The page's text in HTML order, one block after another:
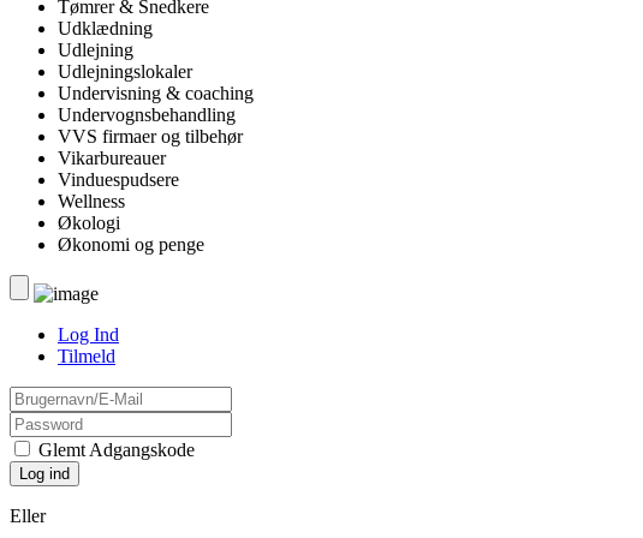
Tømrer & Snedkere
Udklædning
Udlejning
Udlejningslokaler
Undervisning & coaching
Undervognsbehandling
VVS firmaer og tilbehør
Vikarbureauer
Vinduespudsere
Wellness
Økologi
Økonomi og penge
Log Ind
Tilmeld
Glemt Adgangskode
Eller